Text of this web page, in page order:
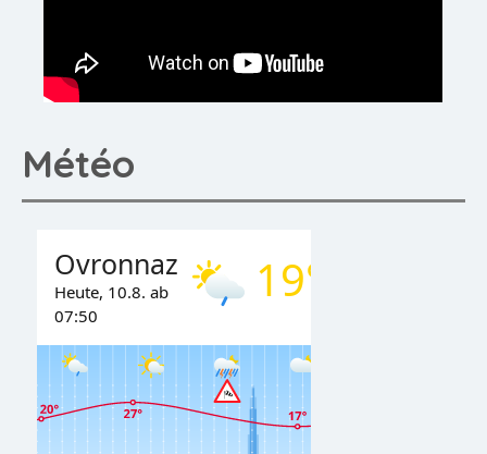
Météo